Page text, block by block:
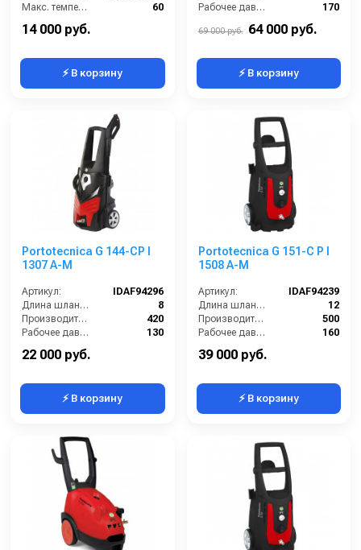
Макс. температура воды на входе (°C):
60
Производительность (л/мин):
14 000 руб.
⚡ В корзину
Рабочее давление (бар):
170
69 000 руб. 64 000 руб.
⚡ В корзину
Portotecnica G 144-CP I
1307 A-M
Артикул:
IDAF94296
Длина шланга ВД (м):
8
Производительность (л/ч):
420
Рабочее давление (бар):
130
Мощность (кВт):
22 000 руб.
⚡ В корзину
Portotecnica G 151-C P I
1508 A-M
Артикул:
IDAF94239
Длина шланга ВД (м):
12
Производительность (л/ч):
500
Рабочее давление (бар):
160
Мощность (кВт):
39 000 руб.
⚡ В корзину